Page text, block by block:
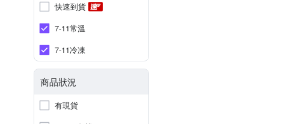
快速到貨
7-11常溫
7-11冷凍
商品狀況
有現貨